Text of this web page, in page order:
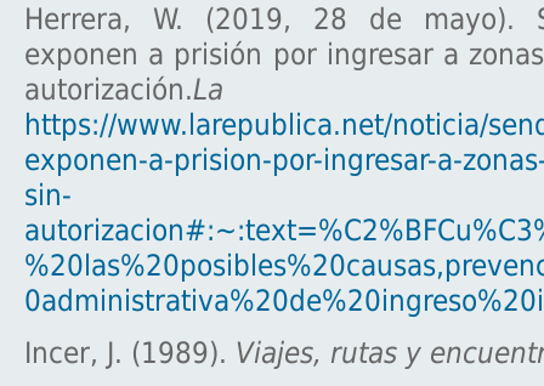
Herrera, W. (2019, 28 de mayo).
exponen a prisión por ingresar a
autorización.La
https://www.larepublica.net/noticia/
exponen-a-prision-por-ingresar-a-
sin-
Incer, J. (1989). Viajes, rutas y